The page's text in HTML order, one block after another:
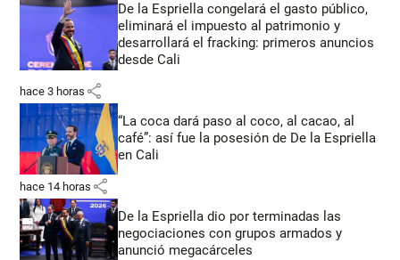
De la Espriella congelará el gasto público,
eliminará el impuesto al patrimonio y
desarrollará el fracking: primeros anuncios
desde Cali
hace 3 horas share
“La coca dará paso al coco, al cacao, al
café”: así fue la posesión de De la Espriella
en Cali
hace 14 horas share
De la Espriella dio por terminadas las
negociaciones con grupos armados y
anunció megacárceles